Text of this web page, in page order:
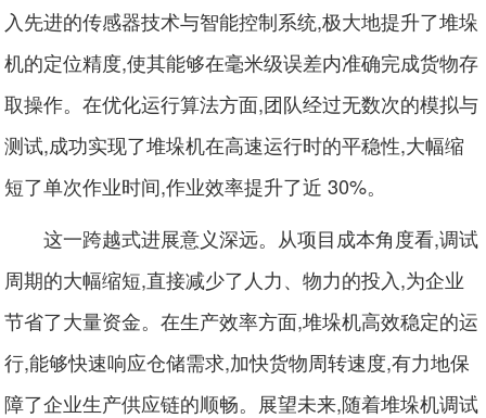
入先进的传感器技术与智能控制系统,极大地提升了堆垛
机的定位精度,使其能够在毫米级误差内准确完成货物存
取操作。在优化运行算法方面,团队经过无数次的模拟与
测试,成功实现了堆垛机在高速运行时的平稳性,大幅缩
短了单次作业时间,作业效率提升了近 30%。
这一跨越式进展意义深远。从项目成本角度看,调试
周期的大幅缩短,直接减少了人力、物力的投入,为企业
节省了大量资金。在生产效率方面,堆垛机高效稳定的运
行,能够快速响应仓储需求,加快货物周转速度,有力地保
障了企业生产供应链的顺畅。展望未来,随着堆垛机调试